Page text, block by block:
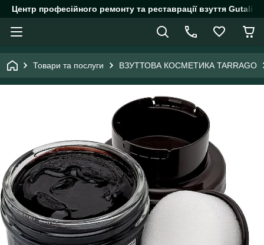
Центр професійного ремонту та реставрації взуття
Товари та послуги ВЗУТТОВА КОСМЕТИКА TARRAGO